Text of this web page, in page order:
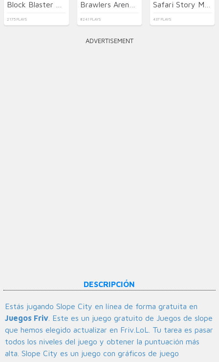
2175 PLAYS 8241 PLAYS 437 PLAYS
ADVERTISEMENT
DESCRIPCIÓN
Estás jugando Slope City en línea de forma gratuita en
Juegos Friv . Este es un juego gratuito de Juegos de slope
que hemos elegido actualizar en Friv.LoL. Tu tarea es pasar
todos los niveles del juego y obtener la puntuación más
alta. Slope City es un juego con gráficos de juego